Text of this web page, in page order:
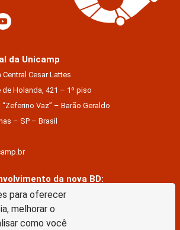
para oferecer
melhorar o
como você
da Unicamp
Cesar Lattes
de Holanda, 421 – 1º piso
Vaz” – Barão Geraldo
– SP – Brasil
da nova BD:
Almeida
E Silva